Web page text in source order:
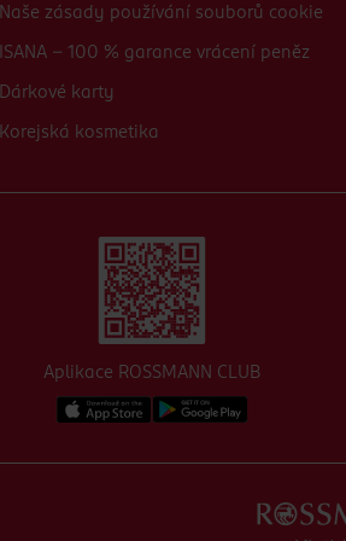
Naše zásady používání souborů cookie
ISANA - 100 % garance vrácení peněz
Dárkové karty
Korejská kosmetika
Aplikace ROSSMANN CLUB